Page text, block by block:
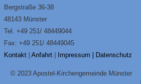
Bergstraße 36-38
48143 Münster
Tel. +49 251/ 48449044
Fax: +49 251/ 48449045
Kontakt
Anfahrt Impressum | Datenschutz
© 2023 Apostel-Kirchengemeinde Münster